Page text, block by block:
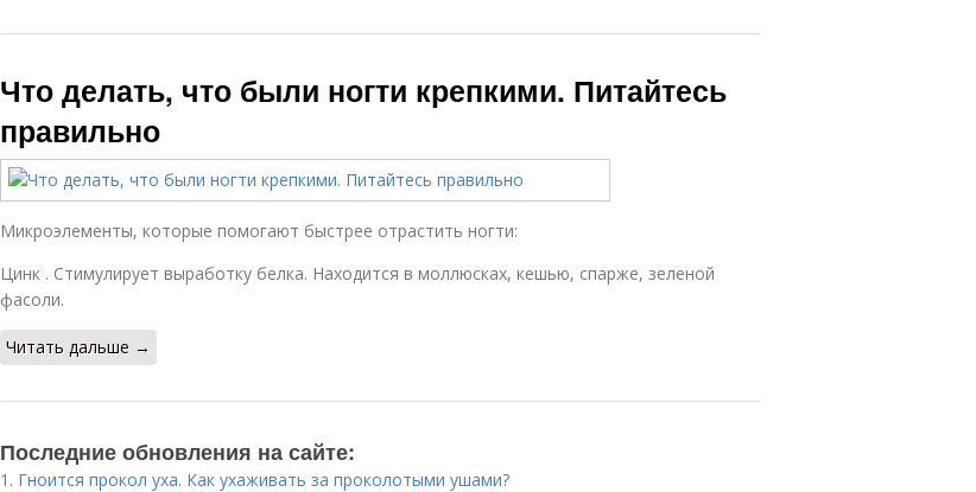
Что делать, что были ногти крепкими. Питайтесь
правильно
Микроэлементы, которые помогают быстрее отрастить ногти:
Цинк . Стимулирует выработку белка. Находится в моллюсках, кешью, спарже, зеленой
фасоли.
Читать дальше →
Последние обновления на сайте:
1. Гноится прокол уха. Как ухаживать за проколотыми ушами?